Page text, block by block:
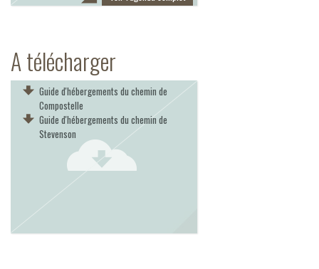
A télécharger
Guide d'hébergements du chemin de
Compostelle
Guide d'hébergements du chemin de
Stevenson